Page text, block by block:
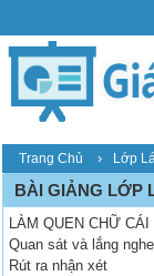
Trang Chủ › Lớp
BÀI GIẢNG LỚP
LÀM QUEN CHỮ CÁI
Quan sát và lắng nghe
Rút ra nhận xét